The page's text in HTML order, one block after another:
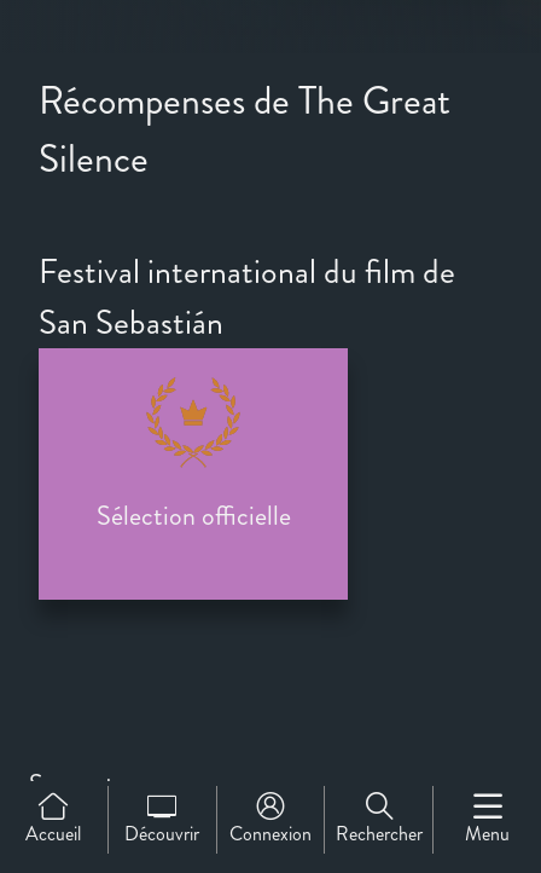
Récompenses de The Great
Silence
Festival international du film de
San Sebastián
Sélection officielle
Accueil Découvrir Connexion Rechercher Menu
Support
À propos de nous
Contact